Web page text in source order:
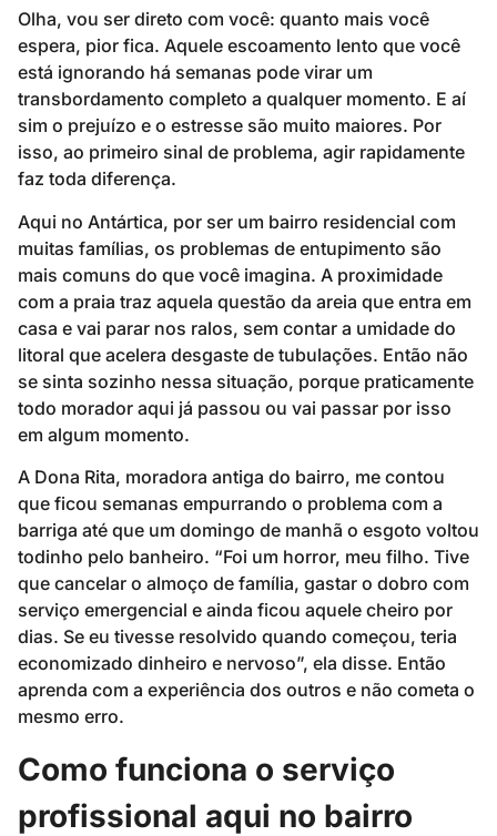
Olha, vou ser direto com você: quanto mais você
espera, pior fica. Aquele escoamento lento que você
está ignorando há semanas pode virar um
transbordamento completo a qualquer momento. E aí
sim o prejuízo e o estresse são muito maiores. Por
isso, ao primeiro sinal de problema, agir rapidamente
faz toda diferença.
Aqui no Antártica, por ser um bairro residencial com
muitas famílias, os problemas de entupimento são
mais comuns do que você imagina. A proximidade
com a praia traz aquela questão da areia que entra em
casa e vai parar nos ralos, sem contar a umidade do
litoral que acelera desgaste de tubulações. Então não
se sinta sozinho nessa situação, porque praticamente
todo morador aqui já passou ou vai passar por isso
em algum momento.
A Dona Rita, moradora antiga do bairro, me contou
que ficou semanas empurrando o problema com a
barriga até que um domingo de manhã o esgoto voltou
todinho pelo banheiro. “Foi um horror, meu filho. Tive
que cancelar o almoço de família, gastar o dobro com
serviço emergencial e ainda ficou aquele cheiro por
dias. Se eu tivesse resolvido quando começou, teria
economizado dinheiro e nervoso”, ela disse. Então
aprenda com a experiência dos outros e não cometa o
mesmo erro.
Como funciona o serviço
profissional aqui no bairro